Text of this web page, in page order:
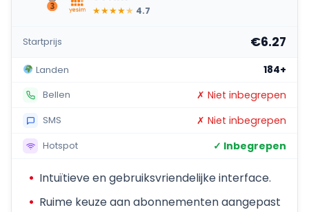
★★★★★ 4.7
Startprijs €6.27
Landen 184+
Bellen ✗ Niet inbegrepen
SMS ✗ Niet inbegrepen
Hotspot ✓ Inbegrepen
Intuïtieve en gebruiksvriendelijke interface.
Ruime keuze aan abonnementen aangepast